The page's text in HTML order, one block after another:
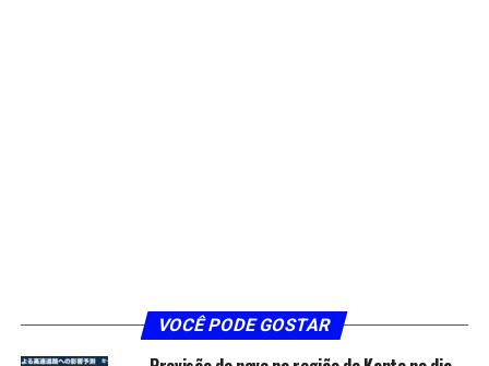
VOCÊ PODE GOSTAR